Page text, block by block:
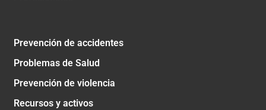
Prevención de accidentes
Problemas de Salud
Prevención de violencia
Recursos y activos